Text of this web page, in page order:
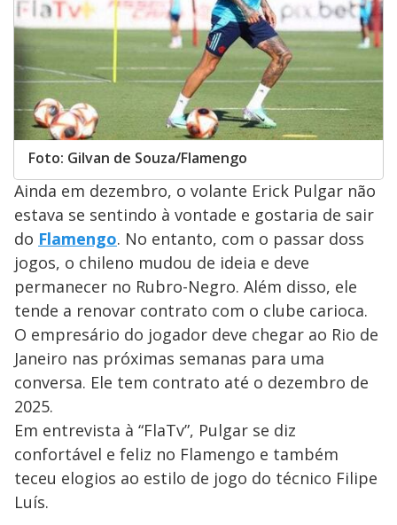
Foto: Gilvan de Souza/Flamengo
Ainda em dezembro, o volante Erick Pulgar não
estava se sentindo à vontade e gostaria de sair
do Flamengo. No entanto, com o passar doss
jogos, o chileno mudou de ideia e deve
permanecer no Rubro-Negro. Além disso, ele
tende a renovar contrato com o clube carioca.
O empresário do jogador deve chegar ao Rio de
Janeiro nas próximas semanas para uma
conversa. Ele tem contrato até o dezembro de
2025.
Em entrevista à “FlaTv”, Pulgar se diz
confortável e feliz no Flamengo e também
teceu elogios ao estilo de jogo do técnico Filipe
Luís.